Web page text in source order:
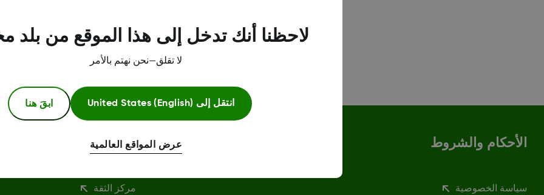
الأحكام والشروط
سياسة الخصوصية
معلومات اكثر
مركز الثقة
لاحظنا أنك تدخل إلى هذا الموقع من بلد
لا تقلق—نحن نهتم بالأمر
انتقل إلى United States (English) ابقَ هنا
عرض المواقع العالمية